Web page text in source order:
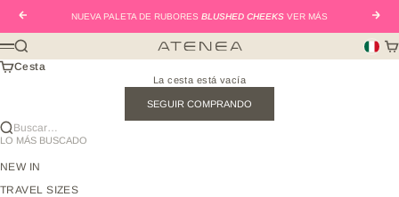
Anterior
NUEVA PALETA DE RUBORES BLUSHED CHEEKS VER MÁS
Atenea Beauty mx
Menú
Buscar
Cesta
La cesta está vacía
SEGUIR COMPRANDO
Buscar…
LO MÁS BUSCADO
NEW IN
TRAVEL SIZES